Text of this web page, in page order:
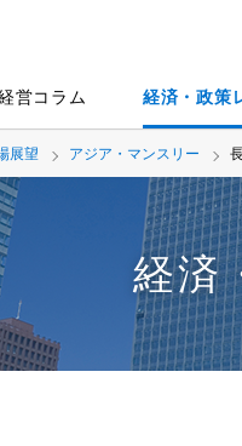
営コラム 経済・政策
展望 アジア・マンスリー
経済